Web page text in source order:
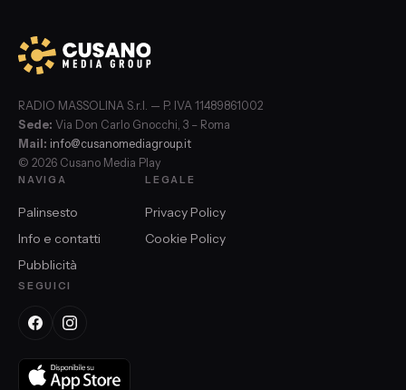
RADIO MASSOLINA S.r.l. — P. IVA 11489861002
Sede: Via Don Carlo Gnocchi, 3 – Roma
Mail: info@cusanomediagroup.it
© 2026 Cusano Media Play
NAVIGA
Palinsesto
Info e contatti
Pubblicità
LEGALE
Privacy Policy
Cookie Policy
SEGUICI